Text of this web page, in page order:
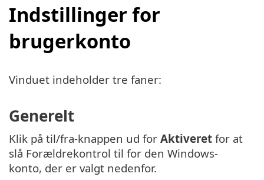
Indstillinger for
brugerkonto
Vinduet indeholder tre faner:
Generelt
Klik på til/fra-knappen ud for Aktiveret for at
slå Forældrekontrol til for den Windows-
konto, der er valgt nedenfor.